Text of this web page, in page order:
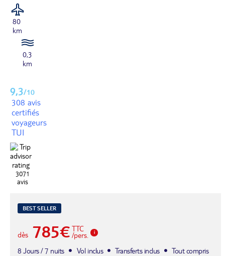
80
km
0,3
km
9,3/10
308 avis
certifiés
voyageurs
TUI
3071
avis
BEST SELLER
dès 785€ TTC
/pers.
8 Jours / 7 nuits
Vol inclus Transferts inclus
Tout compris